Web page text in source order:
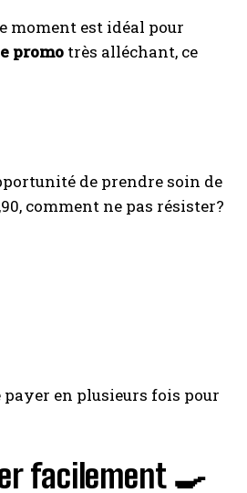
moment est idéal pour
promo très alléchant, ce
de prendre soin de
comment ne pas résister?
en plusieurs fois pour
facilement 🍳